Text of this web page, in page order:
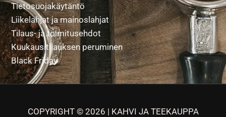
Tietosuojakäytäntö
Liikelahjat ja mainoslahjat
Tilaus- ja toimitusehdot
Kuukausitilauksen peruminen
Black Friday
COPYRIGHT © 2026 | KAHVI JA TEEKAUPPA